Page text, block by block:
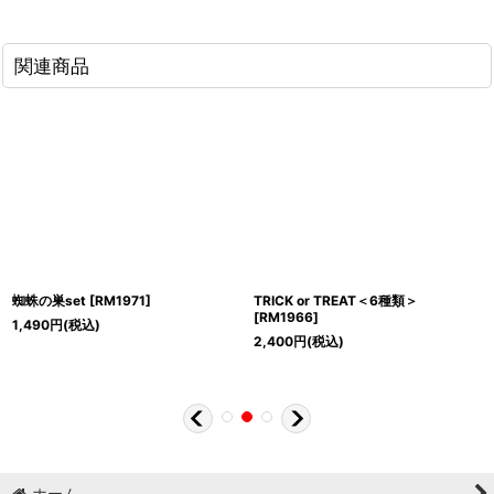
関連商品
蜘蛛の巣set [RM1971]
1,490円(税込)
TRICK or TREAT＜6種類＞
[RM1966]
2,400円(税込)